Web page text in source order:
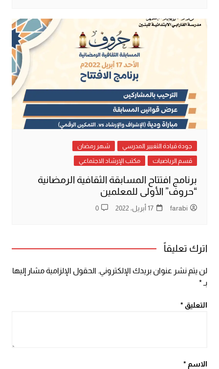
جودة قيادة التغيير المدرسي
شهر رمضان
قسم الرياضيات
مكتب الإرشاد الاجتماعي
برنامج افتتاح المسابقة الثقافية الرمضانية
“حروف” الأولى للمعلمين
farabi 17 أبريل، 2022 0
اترك تعليقاً
لن يتم نشر عنوان بريدك الإلكتروني. الحقول الإلزامية مشار إليها
بـ*
التعليق *
الاسم *